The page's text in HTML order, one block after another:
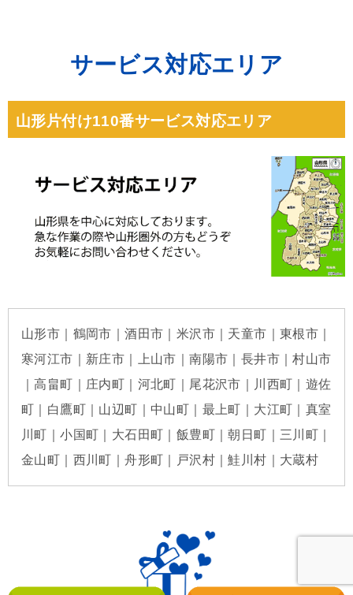
サービス対応エリア
山形片付け110番サービス対応エリア
山形市｜鶴岡市｜酒田市｜米沢市｜天童市｜東根市｜
寒河江市｜新庄市｜上山市｜南陽市｜長井市｜村山市
｜高畠町｜庄内町｜河北町｜尾花沢市｜川西町｜遊佐
町｜白鷹町｜山辺町｜中山町｜最上町｜大江町｜真室
川町｜小国町｜大石田町｜飯豊町｜朝日町｜三川町｜
金山町｜西川町｜舟形町｜戸沢村｜鮭川村｜大蔵村